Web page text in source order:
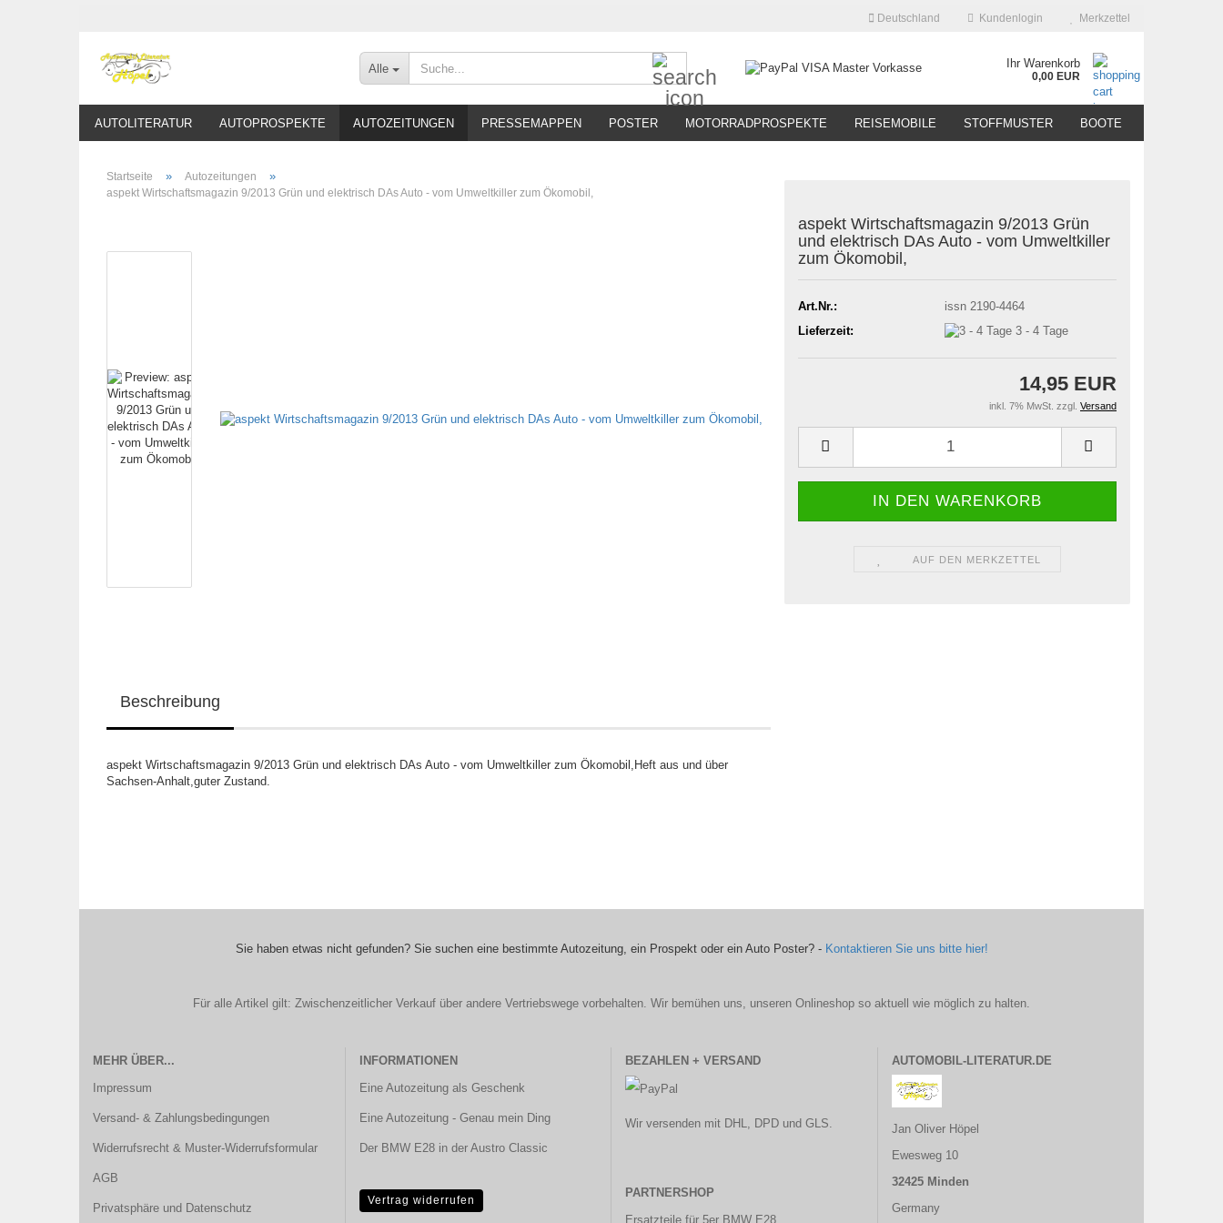
Deutschland Kundenlogin Merkzettel
Alle Ihr Warenkorb
0,00 EUR
AUTOLITERATUR AUTOPROSPEKTE AUTOZEITUNGEN PRESSEMAPPEN POSTER MOTORRADPROSPEKTE REISEMOBILE STOFFMUSTER BOOTE
Startseite » Autozeitungen »
aspekt Wirtschaftsmagazin 9/2013 Grün und elektrisch DAs Auto - vom Umweltkiller zum Ökomobil,
aspekt Wirtschaftsmagazin 9/2013 Grün
und elektrisch DAs Auto - vom Umweltkiller
zum Ökomobil,
Art.Nr.:
issn 2190-4464
Lieferzeit:
3 - 4 Tage
14,95 EUR
inkl. 7% MwSt. zzgl. Versand
AUF DEN MERKZETTEL
Beschreibung
aspekt Wirtschaftsmagazin 9/2013 Grün und elektrisch DAs Auto - vom Umweltkiller zum Ökomobil,Heft aus und über
Sachsen-Anhalt,guter Zustand.
Sie haben etwas nicht gefunden? Sie suchen eine bestimmte Autozeitung, ein Prospekt oder ein Auto Poster? - Kontaktieren Sie uns bitte hier!
Für alle Artikel gilt: Zwischenzeitlicher Verkauf über andere Vertriebswege vorbehalten. Wir bemühen uns, unseren Onlineshop so aktuell wie möglich zu halten.
MEHR ÜBER...
Impressum
Versand- & Zahlungsbedingungen
Widerrufsrecht & Muster-Widerrufsformular
AGB
Privatsphäre und Datenschutz
INFORMATIONEN
Eine Autozeitung als Geschenk
Eine Autozeitung - Genau mein Ding
Der BMW E28 in der Austro Classic
Vertrag widerrufen
BEZAHLEN + VERSAND
Wir versenden mit DHL, DPD und GLS.
PARTNERSHOP
Ersatzteile für 5er BMW E28
AUTOMOBIL-LITERATUR.DE
Jan Oliver Höpel
Ewesweg 10
32425 Minden
Germany